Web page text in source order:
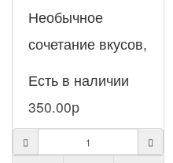
Необычное
сочетание вкусов,
чай Greenfield
Earl Grey Fantasy!
Есть в наличии
350.00р